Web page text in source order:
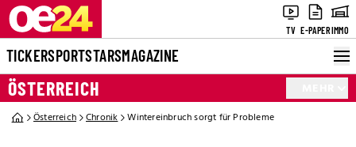
TV E-PAPERIMMO
TICKERSPORTSTARSMAGAZINE
ÖSTERREICH
Österreich Chronik Wintereinbruch sorgt für Probleme